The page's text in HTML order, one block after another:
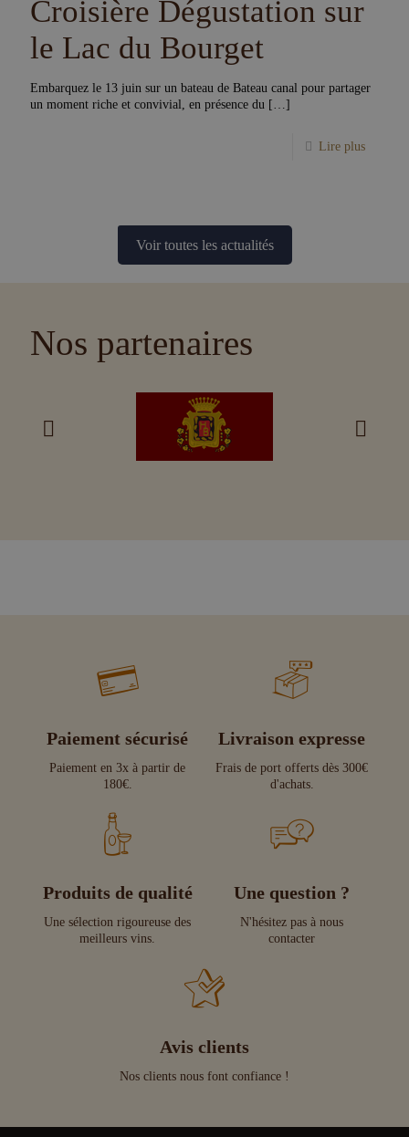
Croisière Dégustation sur
le Lac du Bourget
Embarquez le 13 juin sur un bateau de Bateau canal pour partager
un moment riche et convivial, en présence du […]
Lire plus
Voir toutes les actualités
Nos partenaires
Paiement sécurisé
Paiement en 3x à partir de
180€.
Livraison expresse
Frais de port offerts dès 300€
d'achats.
Produits de qualité
Une sélection rigoureuse des
meilleurs vins.
Une question ?
N'hésitez pas à nous
contacter
Avis clients
Nos clients nous font confiance !